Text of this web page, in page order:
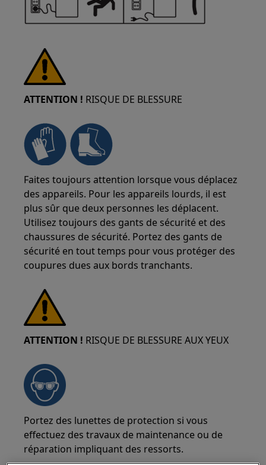
ATTENTION ! RISQUE DE BLESSURE
Faites toujours attention lorsque vous déplacez
des appareils. Pour les appareils lourds, il est
plus sûr que deux personnes les déplacent.
Utilisez toujours des gants de sécurité et des
chaussures de sécurité. Portez des gants de
sécurité en tout temps pour vous protéger des
coupures dues aux bords tranchants.
ATTENTION ! RISQUE DE BLESSURE AUX YEUX
Portez des lunettes de protection si vous
effectuez des travaux de maintenance ou de
réparation impliquant des ressorts.